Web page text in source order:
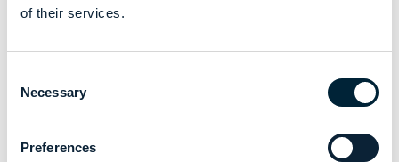
of their services.
Selection
Necessary
Preferences